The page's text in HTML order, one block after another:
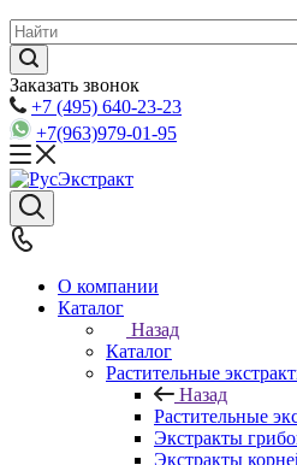
Заказать звонок
+7 (495) 640-23-23
+7(963)979-01-95
О компании
Каталог
Назад
Каталог
Растительные
Назад
Растительные
Экстракты
Экстракты